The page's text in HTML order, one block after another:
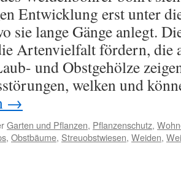
Entwicklung erst unter
sie lange Gänge anlegt.
Artenvielfalt fördern, die
und Obstgehölze
welken und
→
Garten und Pflanzen, Pflanzenschutz,
, Obstbäume, Streuobstwiesen, Weiden,